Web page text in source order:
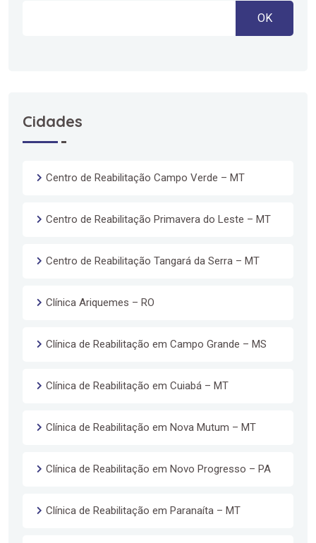
OK
Cidades
Centro de Reabilitação Campo Verde – MT
Centro de Reabilitação Primavera do Leste – MT
Centro de Reabilitação Tangará da Serra – MT
Clínica Ariquemes – RO
Clínica de Reabilitação em Campo Grande – MS
Clínica de Reabilitação em Cuiabá – MT
Clínica de Reabilitação em Nova Mutum – MT
Clínica de Reabilitação em Novo Progresso – PA
Clínica de Reabilitação em Paranaíta – MT